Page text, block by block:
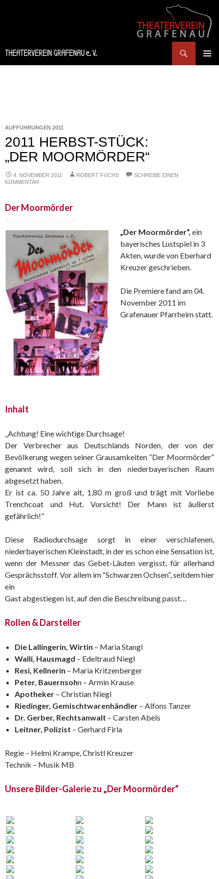
THEATERVEREIN GRAFENAU e. V.
AUFFÜHRUNGEN 2011
2011 HERBST-STÜCK:
„DER MOORMÖRDER“
4. NOVEMBER 2011 ROBERT FUCHS
SCHREIBE EINEN
KOMMENTAR
Der Moormörder
„Der Moormörder“, ein
bayerisches Lustspiel in 3
Akten, wurde von Eberhard
Kreuzer geschrieben.
Die Premiere fand am 04.
November 2011 im
Grafenauer Pfarrheim statt.
Inhalt
„Achtung! Eine wichtige Durchsage!
Der Verbrecher aus Deutschlands Norden, der von der
Bevölkerung wegen seiner Grausamkeiten “Der Moormörder“
genannt wird, soll sich in den niederbayerischen Raum
abgesetzt haben.
Er ist ca. 50 Jahre alt, 1,80 m groß und trägt mit Vorliebe
Trenchcoat und Hut. Vorsicht! Der Mann ist äußerst
gefährlich!”
Diese Radiodurchsage sorgt in einer verschlafenen,
niederbayerischen Kleinstadt, in der es schon eine Sensation ist,
wenn der Messner das Gebet-Läuten vergisst, für allerhand
Gesprächsstoff. Vor allem im “Schwarzen Ochsen“, seitdem hier
ein
Gast abgestiegen ist, auf den die Beschreibung passt…
Rollen & Darsteller
Die Lallingerin, Wirtin – Maria Stangl
Walli, Hausmagd – Edeltraud Niegl
Resi, Kellnerin – Maria Kritzenberger
Peter, Bauernsohn – Armin Krause
Apotheker – Christian Niegl
Riedinger, Gemischtwarenhändler – Alfons Tanzer
Dr. Gerber, Rechtsanwalt – Carsten Abels
Leitner, Polizist – Gerhard Firla
Regie – Helmi Krampe, Christl Kreuzer
Technik – Musik MB
Unsere Bilder-Galerie zu „Der Moormörder“